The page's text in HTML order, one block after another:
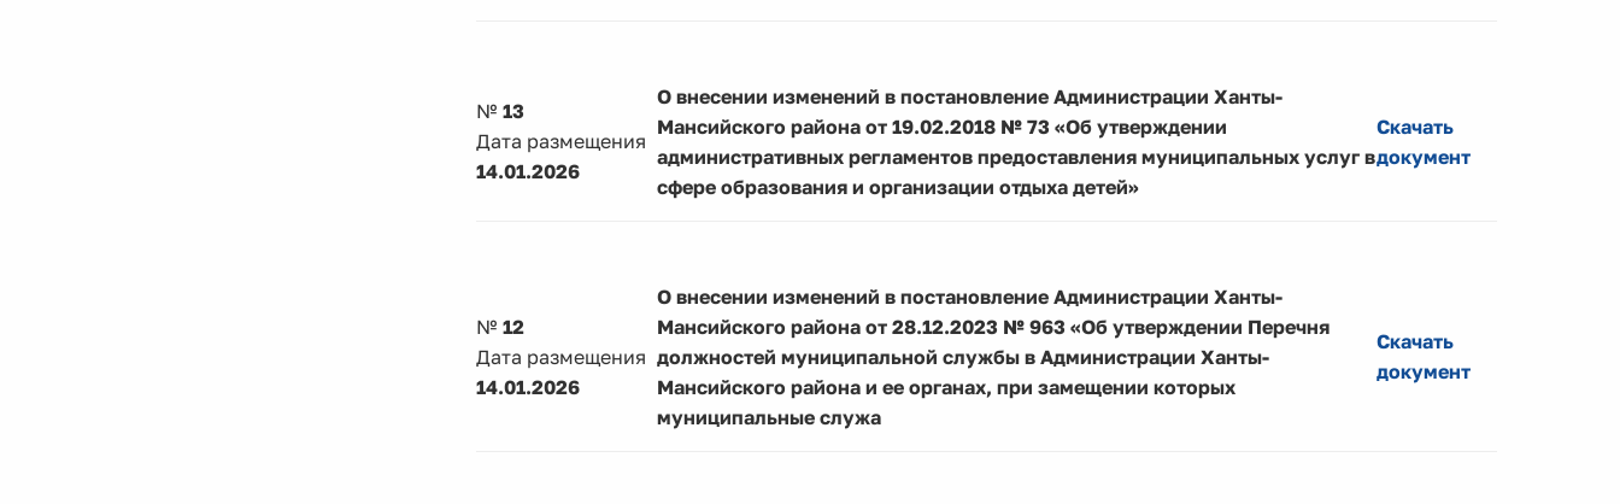
№ 13
Дата размещения
14.01.2026
О внесении изменений в постановление Администрации Ханты-
Мансийского района от 19.02.2018 № 73 «Об утверждении
административных регламентов предоставления муниципальных услуг в
сфере образования и организации отдыха детей»
Скачать
документ
№ 12
Дата размещения
14.01.2026
О внесении изменений в постановление Администрации Ханты-
Мансийского района от 28.12.2023 № 963 «Об утверждении Перечня
должностей муниципальной службы в Администрации Ханты-
Мансийского района и ее органах, при замещении которых
муниципальные служа
Скачать
документ